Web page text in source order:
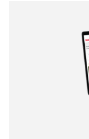
Correo
Tipo de